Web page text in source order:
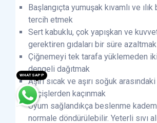
Başlangıçta yumuşak kıvamlı ve
tercih etmek
Sert kabuklu, çok yapışkan ve
gerektiren gıdaları bir süre azaltmak
Çiğnemeyi tek tarafa yüklemeden
dengeli dağıtmak
Aşırı sıcak ve aşırı soğuk
geçişlerden kaçınmak
Uyum sağlandıkça beslenme
normale döndürülebilir. Yeterli sıvı
WHATSAPP